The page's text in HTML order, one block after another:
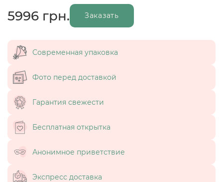
5996 грн. Заказать
Современная упаковка
Фото перед доставкой
Гарантия свежести
Бесплатная открытка
Анонимное приветствие
Экспресс доставка